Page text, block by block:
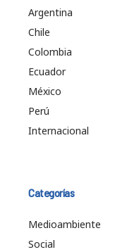
Argentina
Chile
Colombia
Ecuador
México
Perú
Internacional
Categorías
Medioambiente
Social